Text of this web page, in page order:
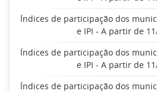
Índices de participação dos
e IPI - A partir de
Índices de participação dos
e IPI - A partir de
Índices de participação dos